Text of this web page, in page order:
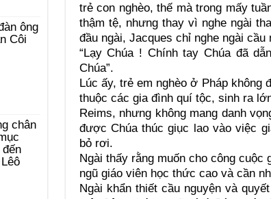
trẻ con nghèo, thế mà trong mấy
thậm tệ, nhưng thay vì nghe ngài
đầu ngài, Jacques chỉ nghe ngài cầu
“Lạy Chúa ! Chính tay Chúa đã
Chúa”.
Lúc ấy, trẻ em nghèo ở Pháp
thuộc các gia đình quí tộc, sinh ra
Reims, nhưng không mang danh
được Chúa thúc giục lao vào việc
bỏ rơi.
Ngài thấy rằng muốn cho công
ngũ giáo viên học thức cao và cần
Ngài khẩn thiết cầu nguyện và
ông
Côi
chân